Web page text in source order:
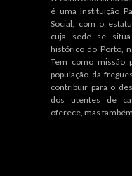
é uma Instituição
Social, com o
cuja sede se
histórico do Porto,
Tem como missão
população da
contribuir para o
dos utentes de
oferece, mas